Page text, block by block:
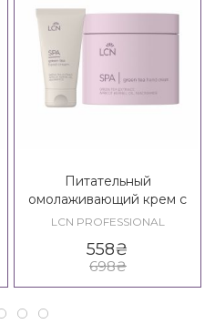
Питательный
омолаживающий крем с
зеленым чаем LCN SPA
LCN PROFESSIONAL
558₴
698₴